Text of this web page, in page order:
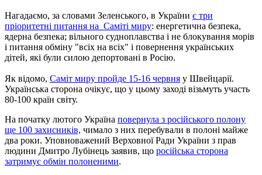
Нагадаємо, за словами Зеленського, в України є три
пріоритетні питання на Саміті миру: енергетична безпека,
ядерна безпека; вільного судноплавства і не блокування морів
і питання обміну "всіх на всіх" і повернення українських
дітей, які були силою депортовані в Росію.
Як відомо, Саміт миру пройде 15-16 червня у Швейцарії.
Українська сторона очікує, що у цьому заході візьмуть участь
80-100 країн світу.
На початку лютого Україна повернула з російського полону
ще 100 захисників, чимало з них перебували в полоні майже
два роки. Уповноважений Верховної Ради України з прав
людини Дмитро Лубінець заявив, що російська сторона
затримує обмін полоненими.